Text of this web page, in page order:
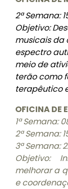
2ª Semana:
Objetivo:
musicais da
espectro
meio de
terão como
terapêutico
OFICINA DE
1ª Semana:
2ª Semana:
3ª Semana:
Objetivo:
melhorar a
e